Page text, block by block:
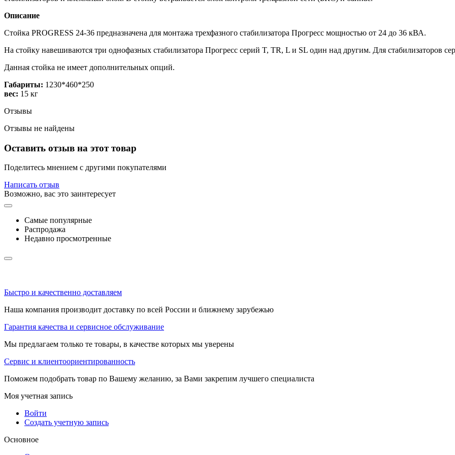
Описание
Стойка PROGRESS 24-36 предназначена для монтажа трехфазного стабилизатора Прогресс мощностью от 24 до 36 кВА.
На стойку навешиваются три однофазных стабилизатора Прогресс серий T, TR, L и SL один над другим. Для стабилизаторов
Данная стойка не имеет дополнительных опций.
Габариты: 1230*460*250
вес: 15 кг
Отзывы
Отзывы не найдены
Оставить отзыв на этот товар
Поделитесь мнением с другими покупателями
Написать отзыв
Возможно, вас это заинтересует
Самые популярные
Распродажа
Недавно просмотренные
Быстро и качественно доставляем
Наша компания производит доставку по всей России и ближнему зарубежью
Гарантия качества и сервисное обслуживание
Мы предлагаем только те товары, в качестве которых мы уверены
Сервис и клиентоориентированность
Поможем подобрать товар по Вашему желанию, за Вами закрепим лучшего специалиста
Моя учетная запись
Войти
Создать учетную запись
Основное